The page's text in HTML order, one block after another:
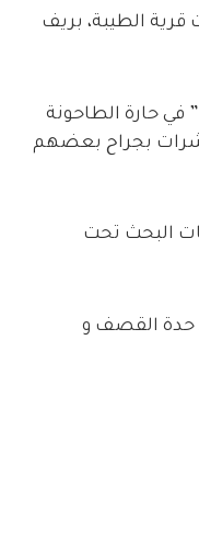
الطيبة، بريف
في حارة الطاحونة
و أصيب العشرات بجراح بعضهم
البحث تحت
حدة القصف و